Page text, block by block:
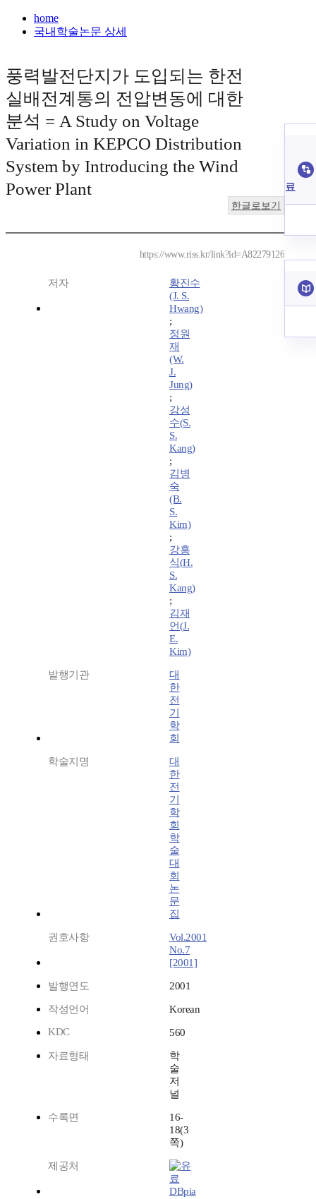
home
국내학술논문 상세
풍력발전단지가 도입되는 한전
실배전계통의 전압변동에 대한
분석 = A Study on Voltage
Variation in KEPCO Distribution
System by Introducing the Wind
Power Plant
한글로보기
https://www.riss.kr/link?id=A82279126
저자
황진수
(J. S.
Hwang)
;
정원
재
(W.
J.
Jung)
;
강성
수(S.
S.
Kang)
;
김병
숙
(B.
S.
Kim)
;
강흥
식(H.
S.
Kang)
;
김재
언(J.
E.
Kim)
발행기관
대
한
전
기
학
회
학술지명
대
한
전
기
학
회
학
술
대
회
논
문
집
권호사항
Vol.2001
No.7
[2001]
발행연도 2001
작성언어
Korean
KDC
560
자료형태
학
술
저
널
수록면
16-
18(3
쪽)
제공처
DBpia
료